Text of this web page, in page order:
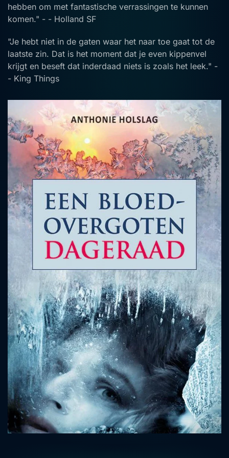
hebben om met fantastische verrassingen te kunnen
komen." - - Holland SF
"Je hebt niet in de gaten waar het naar toe gaat tot de
laatste zin. Dat is het moment dat je even kippenvel
krijgt en beseft dat inderdaad niets is zoals het leek." -
- King Things